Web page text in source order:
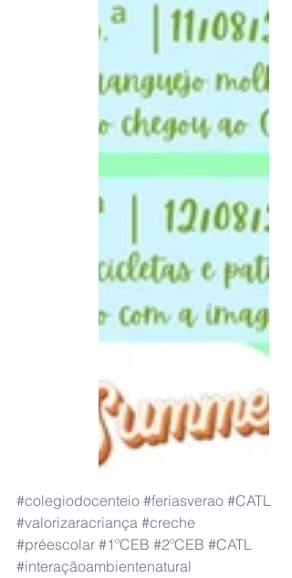
#colegiodocenteio #feriasverao #CATL
#valorizaracriança #creche
#préescolar #1ºCEB #2ºCEB #CATL
#interaçãoambientenatural